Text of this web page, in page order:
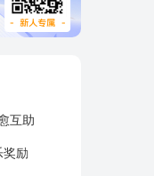
互助
奖励